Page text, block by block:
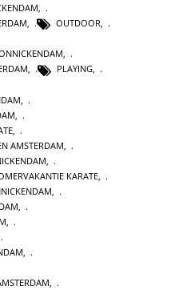
,
, OUTDOOR,
,
, PLAYING,
AMSTERDAM
KARATE
,
,
,
,